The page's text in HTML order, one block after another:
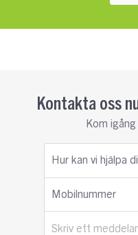
Kontakta oss
Kom
Hur kan vi hjälpa
Mobilnummer
Skriv ett